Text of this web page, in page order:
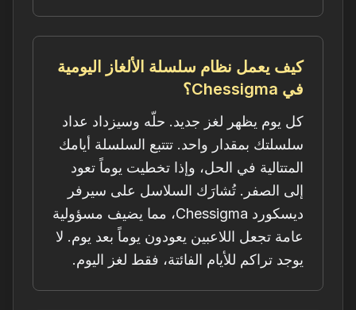
كيف يعمل نظام سلسلة الألغاز اليومية
في Chessigma؟
كل يوم يظهر لغز جديد. حلّه وسيزداد عداد
سلسلتك بمقدار واحد. تتتبع السلسلة أيامك
المتتالية في الحل، وإذا تخطيت يوماً تعود
إلى الصفر. تُشارَك السلاسل على سيرفر
ديسكورد Chessigma، مما يضيف مسؤولية
عامة تجعل اللاعبين يعودون يوماً بعد يوم. لا
يوجد تراكم للأيام الفائتة، فقط لغز اليوم.